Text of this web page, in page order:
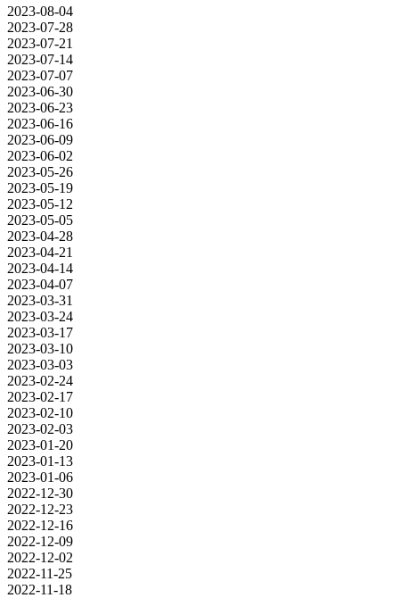
2023-08-04
2023-07-28
2023-07-21
2023-07-14
2023-07-07
2023-06-30
2023-06-23
2023-06-16
2023-06-09
2023-06-02
2023-05-26
2023-05-19
2023-05-12
2023-05-05
2023-04-28
2023-04-21
2023-04-14
2023-04-07
2023-03-31
2023-03-24
2023-03-17
2023-03-10
2023-03-03
2023-02-24
2023-02-17
2023-02-10
2023-02-03
2023-01-20
2023-01-13
2023-01-06
2022-12-30
2022-12-23
2022-12-16
2022-12-09
2022-12-02
2022-11-25
2022-11-18